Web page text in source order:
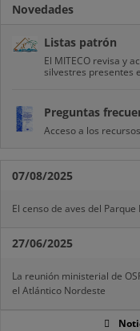
Novedades
Listas patrón
El MITECO revisa y
silvestres presentes
Preguntas
Acceso a los
07/08/2025
El censo de aves del
27/06/2025
La reunión ministerial de
el Atlántico Nordeste